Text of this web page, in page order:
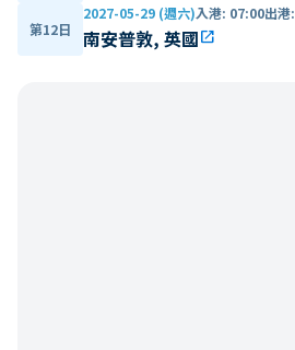
第12日
2027-05-29 (週六)入港: 07:00出港:
南安普敦, 英國open_in_new